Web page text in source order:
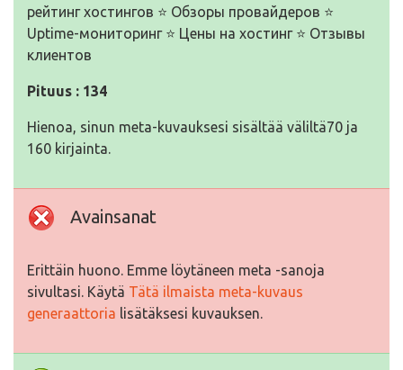
рейтинг хостингов ⭐ Обзоры провайдеров ⭐
Uptime-мониторинг ⭐ Цены на хостинг ⭐ Отзывы
клиентов
Pituus : 134
Hienoa, sinun meta-kuvauksesi sisältää väliltä70 ja
160 kirjainta.
Avainsanat
Erittäin huono. Emme löytäneen meta -sanoja
sivultasi. Käytä Tätä ilmaista meta-kuvaus
generaattoria lisätäksesi kuvauksen.